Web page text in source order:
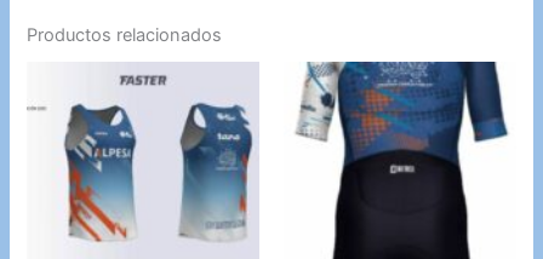
Productos relacionados